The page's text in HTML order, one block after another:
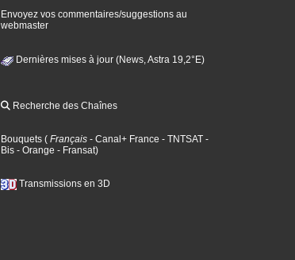
Envoyez vos commentaires/suggestions au
webmaster
Dernières mises à jour (News, Astra 19,2°E)
Recherche des Chaînes
Bouquets ( Français - Canal+ France - TNTSAT -
Bis - Orange - Fransat)
Transmissions en 3D